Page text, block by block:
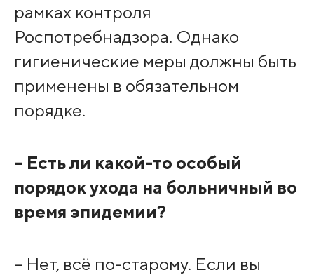
рамках контроля
Роспотребнадзора. Однако
гигиенические меры должны быть
применены в обязательном
порядке.
– Есть ли какой-то особый
порядок ухода на больничный во
время эпидемии?
– Нет, всё по-старому. Если вы